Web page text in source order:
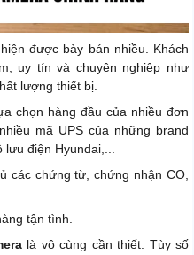
được bày bán nhiều. Khách
uy tín và chuyên nghiệp như
lượng thiết bị.
chọn hàng đầu của nhiều đơn
mã UPS của những brand
điện Hyundai,...
các chứng từ, chứng nhận CO,
tận tình.
là vô cùng cần thiết. Tùy số